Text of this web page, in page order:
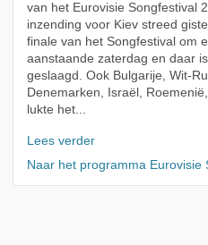
van het Eurovisie Songfestival
inzending voor Kiev streed
finale van het Songfestival om
aanstaande zaterdag en daar
geslaagd. Ook Bulgarije, Wit-
Denemarken, Israël,
lukte het...
Lees verder
Naar het programma Eurovisie